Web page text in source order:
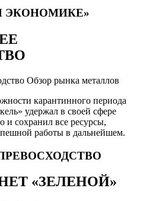
ЭКОНОМИКЕ»
Обзор рынка металлов
карантинного периода
удержал в своей сфере
и сохранил все ресурсы,
работы в дальнейшем.
«ЗЕЛЕНОЙ»